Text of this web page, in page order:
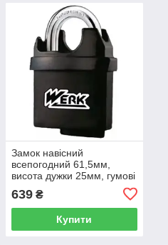
Замок навісний
всепогодний 61,5мм,
висота дужки 25мм, гумові
всепогодні накладки Werk
(PVC-IPW-0560W)
639 ₴
Купити